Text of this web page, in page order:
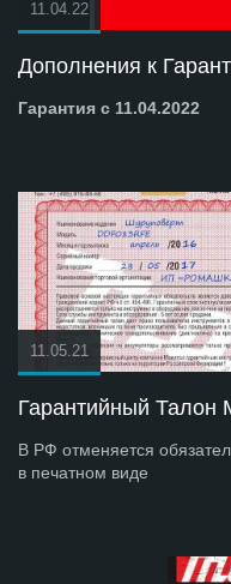
11.04.22
Дополнения к
Гарантия с 11.04.2022
11.05.21
Гарантийный Талон
В РФ отменяется
в печатном виде